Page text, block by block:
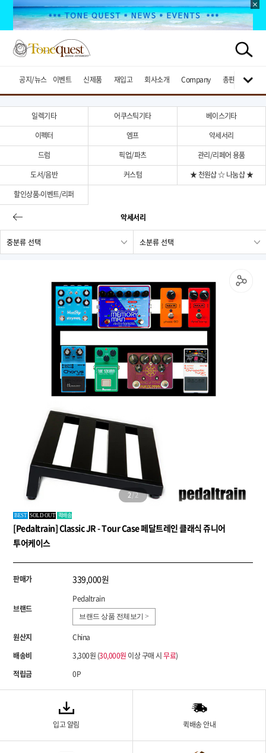
공지/뉴스 이벤트 신제품 재입고 회사소개 Company 총판브랜드
일렉기타 어쿠스틱기타
베이스기타
이펙터
엠프
악세서리
드럼
픽업/파츠
관리/리페어 용품
도서/음반
커스텀
★ 천원샵 ☆ 나눔샵 ★
할인상품-이벤트/리퍼
악세서리
2/2
BEST SOLD OUT 퀵배송
[Pedaltrain] Classic JR - Tour Case 페달트레인 클래식 쥬니어
투어케이스
판매가 339,000원
브랜드
Pedaltrain
브랜드 상품 전체보기 >
원산지
China
배송비
3,300원 (30,000원 이상 구매 시무료)
적립금
0P
입고 알림 퀵배송 안내